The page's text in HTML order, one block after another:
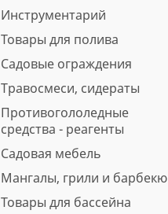
Инструментарий
Товары для полива
Садовые ограждения
Травосмеси, сидераты
Противогололедные
средства - реагенты
Садовая мебель
Мангалы, грили и барбекю
Товары для бассейна